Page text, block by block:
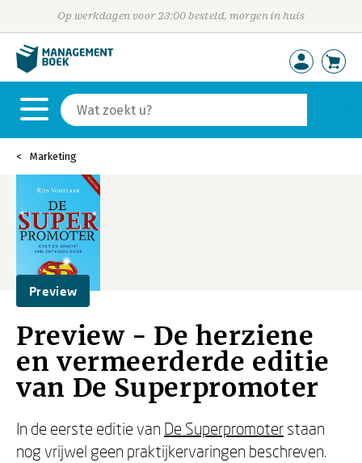
Op werkdagen voor 23:00 besteld, morgen in huis
Marketing
Preview
Preview - De herziene
en vermeerderde editie
van De Superpromoter
In de eerste editie van De Superpromoter staan
nog vrijwel geen praktijkervaringen beschreven.